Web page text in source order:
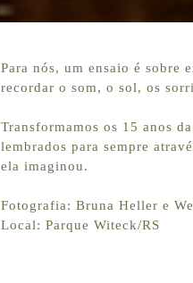
Para nós, um ensaio é sobre
recordar o som, o sol, os
Transformamos os 15 anos
lembrados para sempre
ela imaginou.
Fotografia: Bruna Heller e
Local: Parque Witeck/RS